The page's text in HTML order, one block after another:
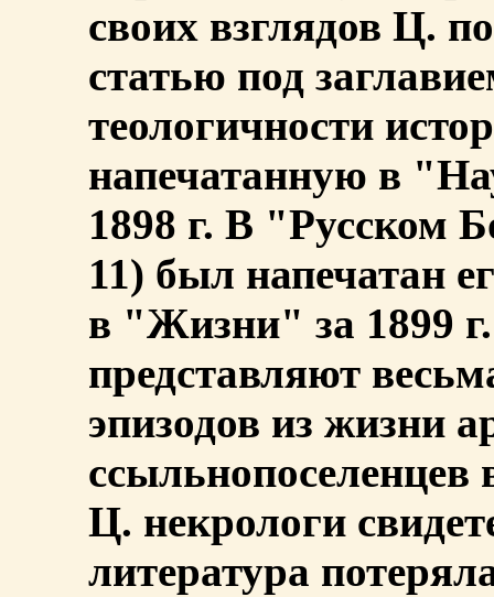
своих взглядов Ц.
статью под
теологичности
напечатанную в
1898 г. В "Русском
11) был напечатан
в "Жизни" за 1899
представляют
эпизодов из жизни
Ц. некрологи
литература